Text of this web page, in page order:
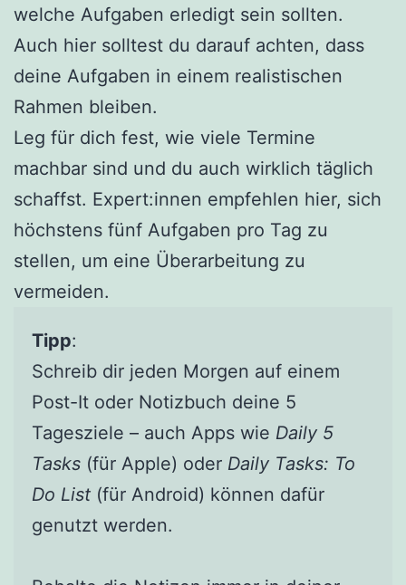
welche Aufgaben erledigt sein sollten.
Auch hier solltest du darauf achten, dass
deine Aufgaben in einem realistischen
Rahmen bleiben.
Leg für dich fest, wie viele Termine
machbar sind und du auch wirklich täglich
schaffst. Expert:innen empfehlen hier, sich
höchstens fünf Aufgaben pro Tag zu
stellen, um eine Überarbeitung zu
vermeiden.
Tipp:
Schreib dir jeden Morgen auf einem
Post-It oder Notizbuch deine 5
Tagesziele – auch Apps wie Daily 5
Tasks (für Apple) oder Daily Tasks: To
Do List (für Android) können dafür
genutzt werden.